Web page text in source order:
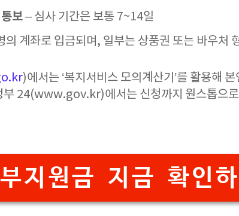
보– 심사 기간은 보통 7~14일
의 계좌로 입금되며, 일부는 상품권 또는 바우처
)에서는 ‘복지서비스 모의계산기’를 활용해
부 24(www.gov.kr)에서는 신청까지 원스톱으
지원금 지금 확인하